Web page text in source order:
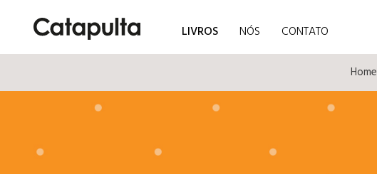
LIVROS NÓS CONTATO
Home